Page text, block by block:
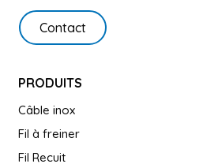
Contact
PRODUITS
Câble inox
Fil à freiner
Fil Recuit